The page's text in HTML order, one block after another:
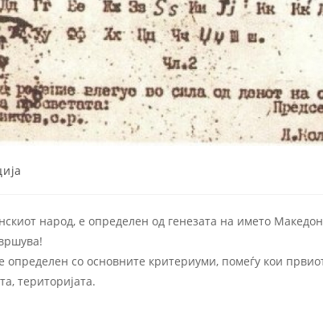
народ, е определен од генезата на името
со основните критериуми, помеѓу кои
територијата.